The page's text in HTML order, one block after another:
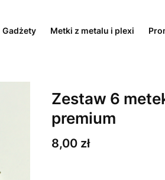
Gadżety Metki z metalu i plexi
Zestaw 6
premium
Cena
8,00 zł